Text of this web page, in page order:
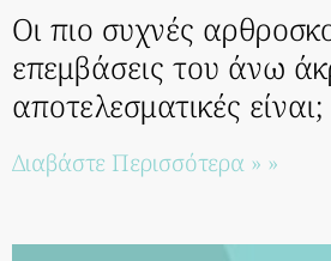
Οι πιο συχνές
επεμβάσεις του άνω
αποτελεσματικές είναι;
Διαβάστε Περισσότερα » »